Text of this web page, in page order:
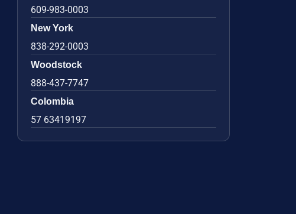
609-983-0003
New York
838-292-0003
Woodstock
888-437-7747
Colombia
57 63419197